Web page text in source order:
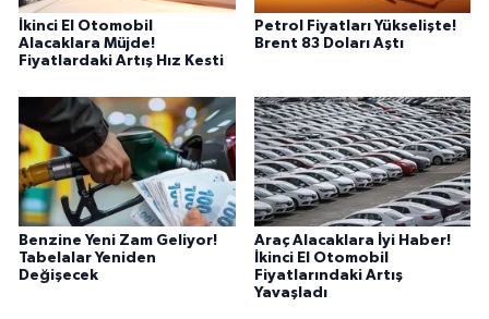
İkinci El Otomobil
Alacaklara Müjde!
Fiyatlardaki Artış Hız Kesti
Petrol Fiyatları Yükselişte!
Brent 83 Doları Aştı
Benzine Yeni Zam Geliyor!
Tabelalar Yeniden
Değişecek
Araç Alacaklara İyi Haber!
İkinci El Otomobil
Fiyatlarındaki Artış
Yavaşladı